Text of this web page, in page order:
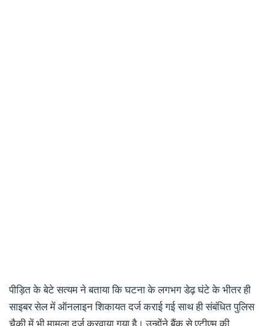
पीड़ित के बेटे सत्यम ने बताया कि घटना के लगभग डेढ़ घंटे के भीतर ही
साइबर सेल में ऑनलाइन शिकायत दर्ज कराई गई साथ ही संबंधित पुलिस
चैकी में भी मामला दर्ज करवाया गया है। उन्होंने बैंक से एटीएम की